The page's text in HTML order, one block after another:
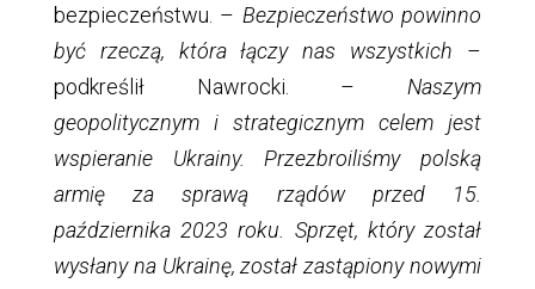
bezpieczeństwu. – Bezpieczeństwo powinno
być rzeczą, która łączy nas wszystkich –
podkreślił Nawrocki. – Naszym
geopolitycznym i strategicznym celem jest
wspieranie Ukrainy. Przezbroiliśmy polską
armię za sprawą rządów przed 15.
października 2023 roku. Sprzęt, który został
wysłany na Ukrainę, został zastąpiony nowymi